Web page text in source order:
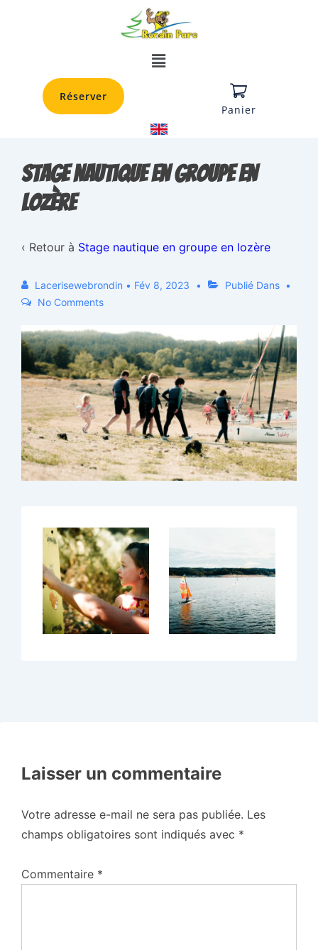
Réserver
Panier
Stage nautique en groupe en
lozère
‹ Retour à Stage nautique en groupe en lozère
Lacerisewebrondin • Fév 8, 2023
Publié Dans
No Comments
Laisser un commentaire
Votre adresse e-mail ne sera pas publiée. Les
champs obligatoires sont indiqués avec *
Commentaire *